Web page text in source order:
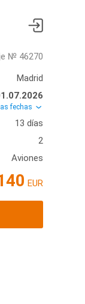
№ 46270
Madrid
fechas
13 días
2
Aviones
EUR